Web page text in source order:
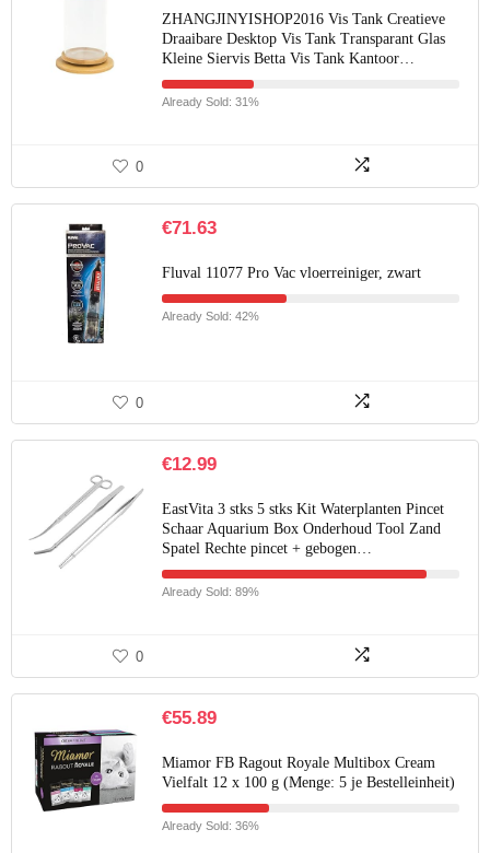
ZHANGJINYISHOP2016 Vis Tank Creatieve
Draaibare Desktop Vis Tank Transparant Glas
Kleine Siervis Betta Vis Tank Kantoor…
Already Sold: 31%
0
€71.63
Fluval 11077 Pro Vac vloerreiniger, zwart
Already Sold: 42%
0
€12.99
EastVita 3 stks 5 stks Kit Waterplanten Pincet
Schaar Aquarium Box Onderhoud Tool Zand
Spatel Rechte pincet + gebogen…
Already Sold: 89%
0
€55.89
Miamor FB Ragout Royale Multibox Cream
Vielfalt 12 x 100 g (Menge: 5 je Bestelleinheit)
Already Sold: 36%